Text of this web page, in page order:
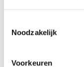
Noodzakelijk
Voorkeuren